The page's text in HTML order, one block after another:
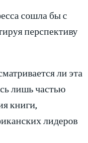
сошла бы с
перспективу
ли эта
лишь частью
книги,
лидеров